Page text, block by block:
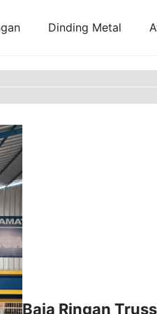
Dinding Metal
Baja Ringan